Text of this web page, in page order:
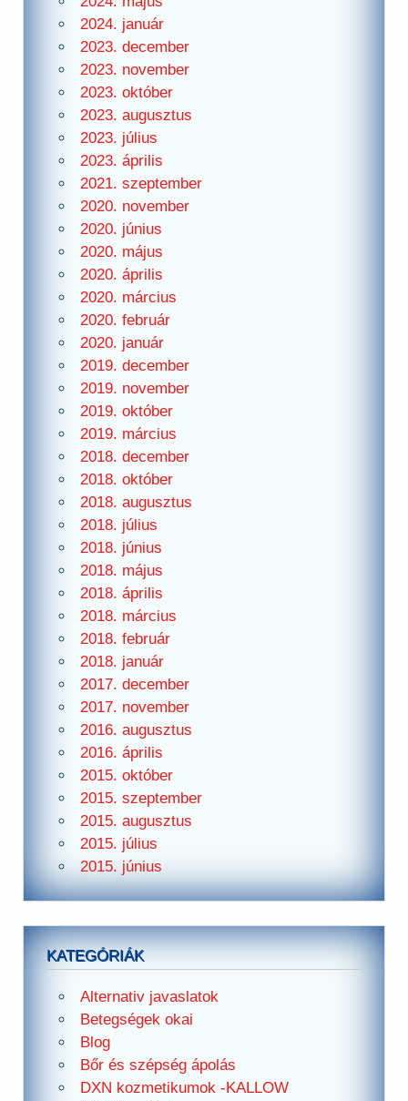
2024. január
2023. december
2023. november
2023. október
2023. augusztus
2023. július
2023. április
2021. szeptember
2020. november
2020. június
2020. május
2020. április
2020. március
2020. február
2020. január
2019. december
2019. november
2019. október
2019. március
2018. december
2018. október
2018. augusztus
2018. július
2018. június
2018. május
2018. április
2018. március
2018. február
2018. január
2017. december
2017. november
2016. augusztus
2016. április
2015. október
2015. szeptember
2015. augusztus
2015. július
2015. június
KATEGÓRIÁK
Alternativ javaslatok
Betegségek okai
Blog
Bőr és szépség ápolás
DXN kozmetikumok -KALLOW